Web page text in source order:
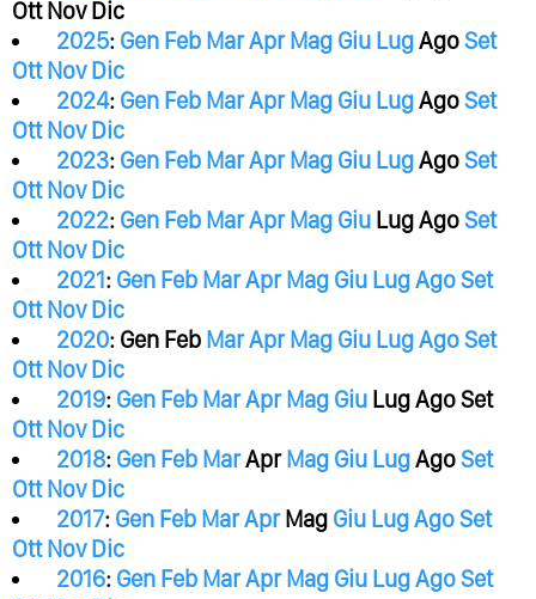
Ott Nov Dic
2025: Gen Feb MarApr Mag Giu LugAgoSet
Ott Nov Dic
2024: Gen Feb MarApr Mag Giu LugAgoSet
Ott Nov Dic
2023: Gen Feb MarApr Mag Giu LugAgoSet
Ott Nov Dic
2022: Gen Feb MarApr Mag Giu LugAgoSet
Ott Nov Dic
2021: Gen Feb MarApr Mag Giu LugAgoSet
Ott Nov Dic
2020: Gen Feb MarApr Mag Giu LugAgoSet
Ott Nov Dic
2019: Gen Feb MarApr Mag Giu LugAgoSet
Ott Nov Dic
2018: Gen Feb MarApr Mag Giu LugAgoSet
Ott Nov Dic
2017: Gen Feb MarApr Mag Giu LugAgoSet
Ott Nov Dic
2016: Gen Feb MarApr Mag Giu LugAgoSet